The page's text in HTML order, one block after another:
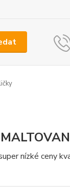
nízké ceny